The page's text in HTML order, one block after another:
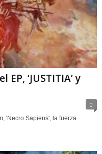
‘JUSTITIA’ y
0
'Necro Sapiens', la fuerza